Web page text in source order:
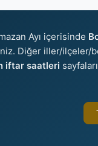
Ayı içerisinde
Diğer iller/ilçeler/
iftar saatleri